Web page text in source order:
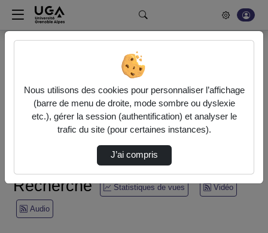
Rechercher un média sur POD
Bonjour, votre serveur vidéo a été mis à jour. Nous sommes
en train de finaliser son optimisation. L'encodage de vos
vidéos fonctionne (ne pas tenir compte du message d'erreur
actuel à la fin de votre encodage).
Inauguration du Laboratoire d'Excellence AMIES
Recherche Statistiques de vues Vidéo
Audio
Nous utilisons des cookies pour personnaliser l’affichage
(barre de menu de droite, mode sombre ou dyslexie
etc.), gérer la session (authentification) et analyser le
trafic du site (pour certaines instances).
J’ai compris